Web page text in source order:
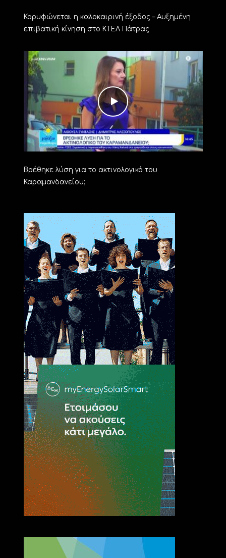
Κορυφώνεται η καλοκαιρινή έξοδος – Αυξημένη
επιβατική κίνηση στο ΚΤΕΛ Πάτρας
Βρέθηκε λύση για το ακτινολογικό του
Καραμανδανείου;